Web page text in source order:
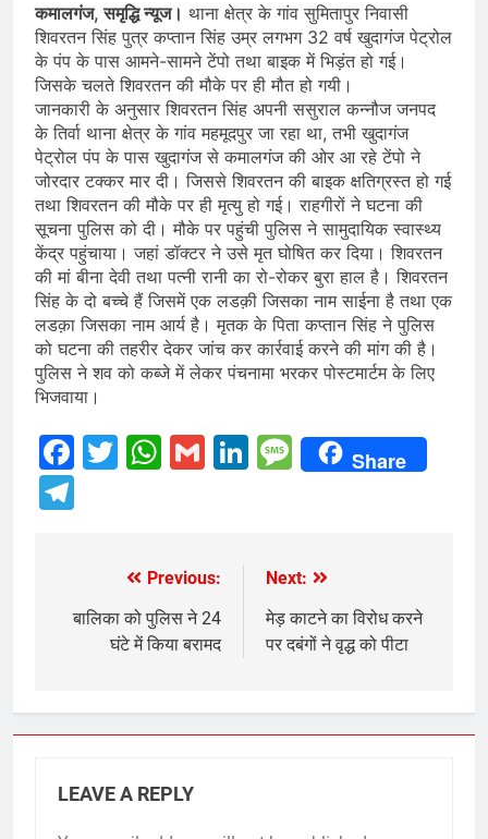
कमालगंज, समृद्धि न्यूज। थाना क्षेत्र के गांव सुमितापुर निवासी
शिवरतन सिंह पुत्र कप्तान सिंह उम्र लगभग 32 वर्ष खुदागंज पेट्रोल
के पंप के पास आमने-सामने टेंपो तथा बाइक में भिड़ंत हो गई।
जिसके चलते शिवरतन की मौके पर ही मौत हो गयी।
जानकारी के अनुसार शिवरतन सिंह अपनी ससुराल कन्नौज जनपद
के तिर्वा थाना क्षेत्र के गांव महमूदपुर जा रहा था, तभी खुदागंज
पेट्रोल पंप के पास खुदागंज से कमालगंज की ओर आ रहे टेंपो ने
जोरदार टक्कर मार दी। जिससे शिवरतन की बाइक क्षतिग्रस्त हो गई
तथा शिवरतन की मौके पर ही मृत्यु हो गई। राहगीरों ने घटना की
सूचना पुलिस को दी। मौके पर पहुंची पुलिस ने सामुदायिक स्वास्थ्य
केंद्र पहुंचाया। जहां डॉक्टर ने उसे मृत घोषित कर दिया। शिवरतन
की मां बीना देवी तथा पत्नी रानी का रो-रोकर बुरा हाल है। शिवरतन
सिंह के दो बच्चे हैं जिसमें एक लडक़ी जिसका नाम साईना है तथा एक
लडक़ा जिसका नाम आर्य है। मृतक के पिता कप्तान सिंह ने पुलिस
को घटना की तहरीर देकर जांच कर कार्रवाई करने की मांग की है।
पुलिस ने शव को कब्जे में लेकर पंचनामा भरकर पोस्टमार्टम के लिए
भिजवाया।
Facebook
Twitter
WhatsApp
GmailLinkedIn
Message
Share
navigation
Previous:
बालिका को पुलिस ने 24
घंटे में किया बरामद
Next:
मेड़ काटने का विरोध करने
पर दबंगों ने वृद्ध को पीटा
LEAVE A REPLY